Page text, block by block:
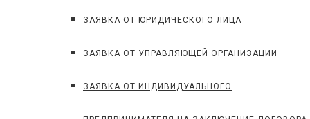
ЗАЯВКА ОТ ЮРИДИЧЕСКОГО ЛИЦА
ЗАЯВКА ОТ УПРАВЛЯЮЩЕЙ ОРГАНИЗАЦИИ
ЗАЯВКА ОТ ИНДИВИДУАЛЬНОГО